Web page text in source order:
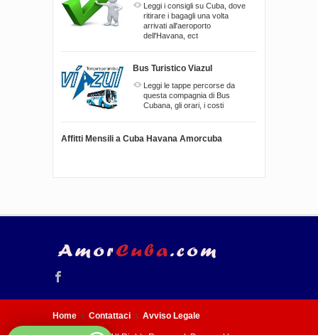
Leggi i consigli su Cuba, dove
ritirare i bagagli una volta
arrivati all'aeroporto
dell'Havana, ect
Bus Turistico Viazul
Leggi le tappe percorse da
questa compagnia di Bus
Cubana, gli orari, i costi
Affitti Mensili a Cuba Havana Amorcuba
Home Contattaci Avviso Legale